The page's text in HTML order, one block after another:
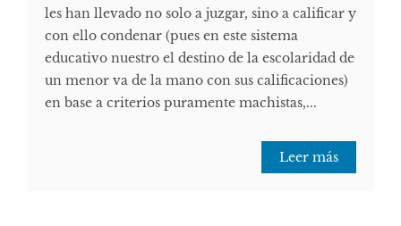
les han llevado no solo a juzgar, sino a calificar y
con ello condenar (pues en este sistema
educativo nuestro el destino de la escolaridad de
un menor va de la mano con sus calificaciones)
en base a criterios puramente machistas,...
Leer más